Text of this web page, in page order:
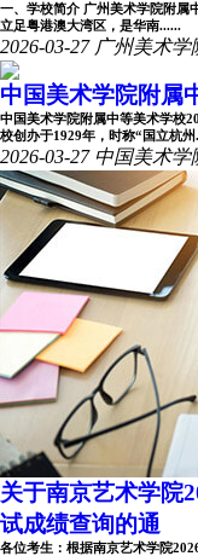
一、学校简介 广州美术学院附属
立足粤港澳大湾区，是华南......
2026-03-27 广州美术学
中国美术学院附属
中国美术学院附属中等美术学校
校创办于1929年，时称“国立杭州
2026-03-27 中国美术学
关于南京艺术学院
试成绩查询的通
各位考生：根据南京艺术学院